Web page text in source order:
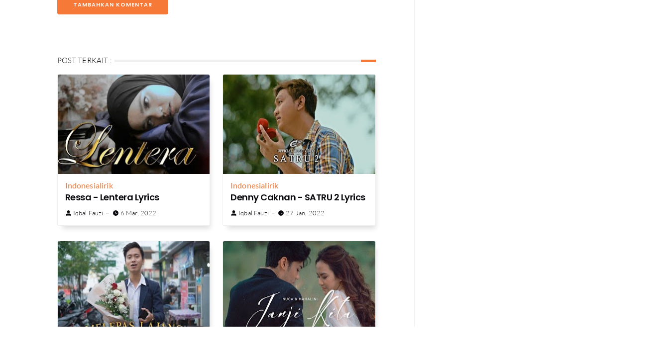
TAMBAHKAN KOMENTAR
POST TERKAIT :
Indonesialirik
Ressa - Lentera Lyrics
Iqbal Fauzi 6 Mar, 2022
Indonesialirik
Denny Caknan - SATRU 2 Lyrics
Iqbal Fauzi 27 Jan, 2022